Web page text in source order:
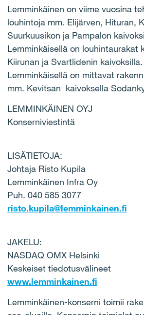
Lemminkäinen on viime vuosina
louhintoja mm. Elijärven, Hituran,
Suurkuusikon ja Pampalon
Lemminkäisellä on louhintaurakat
Kiirunan ja Svartlidenin
Lemminkäisellä on mittavat
mm. Kevitsan kaivoksella
LEMMINKÄINEN OYJ
Konserniviestintä
LISÄTIETOJA:
Johtaja Risto Kupila
Lemminkäinen Infra Oy
Puh. 040 585 3077
risto.kupila@lemminkainen.fi
JAKELU:
NASDAQ OMX Helsinki
Keskeiset tiedotusvälineet
www.lemminkainen.fi
Lemminkäinen-konserni toimii